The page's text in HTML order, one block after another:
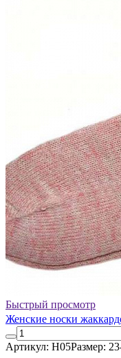
Быстрый просмотр
Женские носки
Артикул: Н05Размер: